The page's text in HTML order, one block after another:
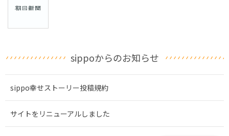
sippoからのお知らせ
sippo幸せストーリー投稿規約
サイトをリニューアルしました